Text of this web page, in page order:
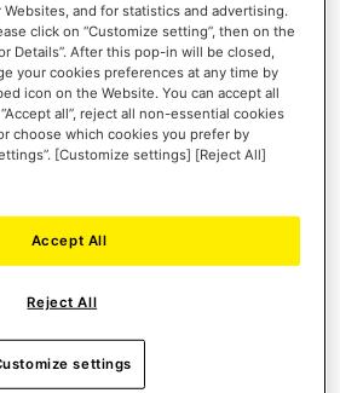
VAN HOGE
KWALITEIT
en ontvang uw producten in perfecte
voor een optimale klantervaring.
and for statistics and advertising.
click on “Customize setting”, then on the
Details”. After this pop-in will be closed,
your cookies preferences at any time by
icon on the Website. You can accept all
all”, reject all non-essential cookies
choose which cookies you prefer by
[Customize settings] [Reject All]
Reject All
Accept All
settings